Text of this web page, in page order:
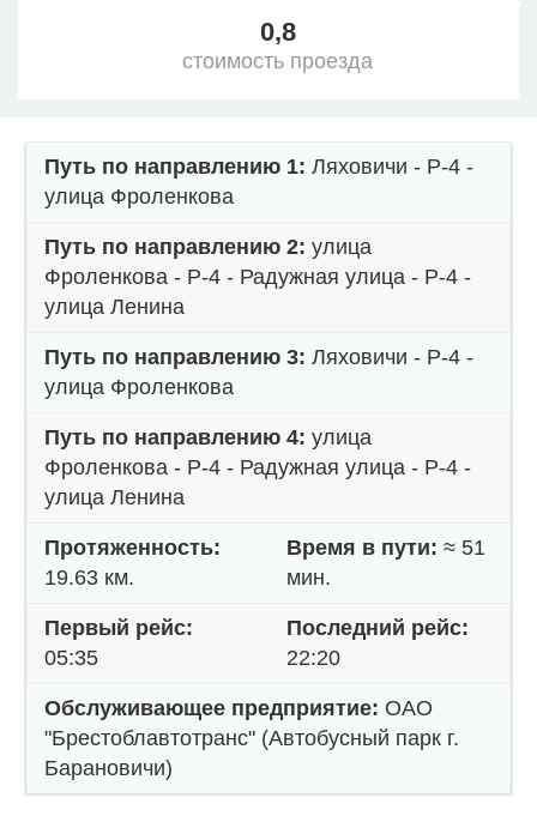
0,8
стоимость проезда
Путь по направлению 1: Ляховичи - Р-4 -
улица Фроленкова
Путь по направлению 2: улица
Фроленкова - Р-4 - Радужная улица - Р-4 -
улица Ленина
Путь по направлению 3: Ляховичи - Р-4 -
улица Фроленкова
Путь по направлению 4: улица
Фроленкова - Р-4 - Радужная улица - Р-4 -
улица Ленина
Протяженность:
19.63 км.
Время в пути: ≈ 51
мин.
Первый рейс:
05:35
Последний рейс:
22:20
Обслуживающее предприятие: ОАО
"Брестоблавтотранс" (Автобусный парк г.
Барановичи)